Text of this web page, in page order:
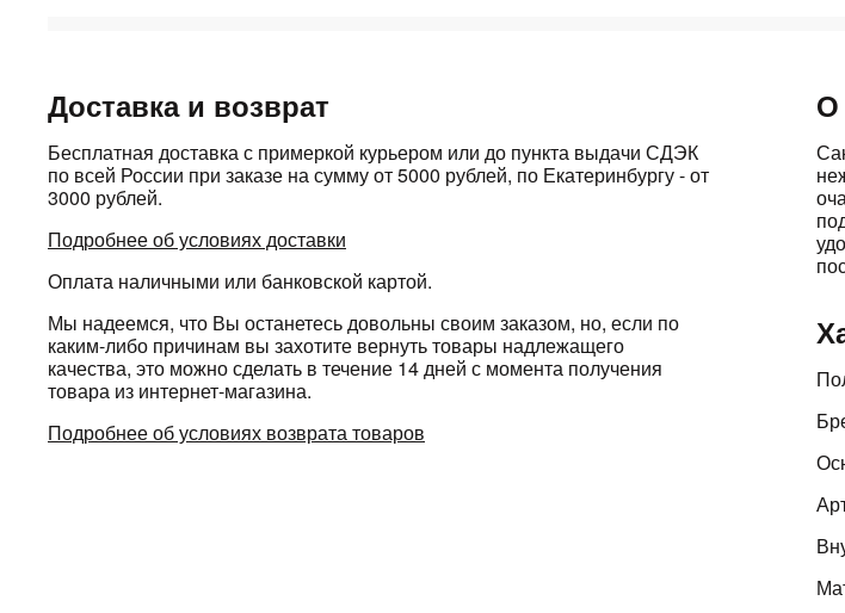
Доставка и возврат
Бесплатная доставка с примеркой курьером или до пункта выдачи СДЭК
по всей России при заказе на сумму от 5000 рублей, по Екатеринбургу - от
3000 рублей.
Подробнее об условиях доставки
Оплата наличными или банковской картой.
Мы надеемся, что Вы останетесь довольны своим заказом, но, если по
каким-либо причинам вы захотите вернуть товары надлежащего
качества, это можно сделать в течение 14 дней с момента получения
товара из интернет-магазина.
Подробнее об условиях возврата товаров
О
об оплате Плайтом
Остались
8 800
plait.ru